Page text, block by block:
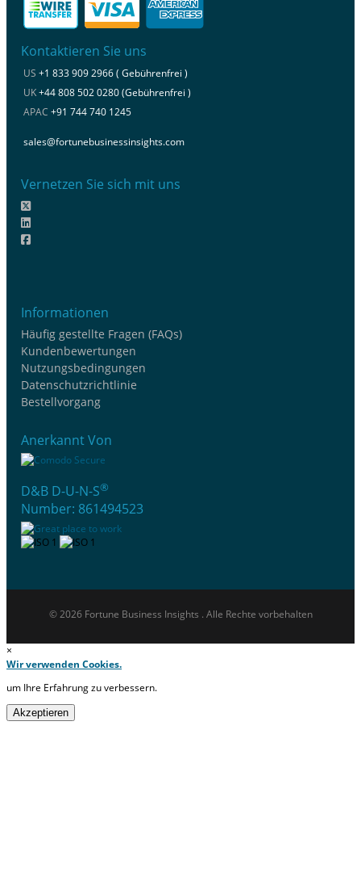
Kontaktieren Sie uns
US +1 833 909 2966 ( Gebührenfrei )
UK+44 808 502 0280 (Gebührenfrei )
APAC +91 744 740 1245
sales@fortunebusinessinsights.com
Vernetzen Sie sich mit uns
Informationen
Häufig gestellte Fragen (FAQs)
Kundenbewertungen
Nutzungsbedingungen
Datenschutzrichtlinie
Bestellvorgang
Anerkannt Von
D&B D-U-N-S®
Number: 861494523
© 2026 Fortune Business Insights . Alle Rechte vorbehalten
×
Wir verwenden Cookies.
um Ihre Erfahrung zu verbessern.
Akzeptieren